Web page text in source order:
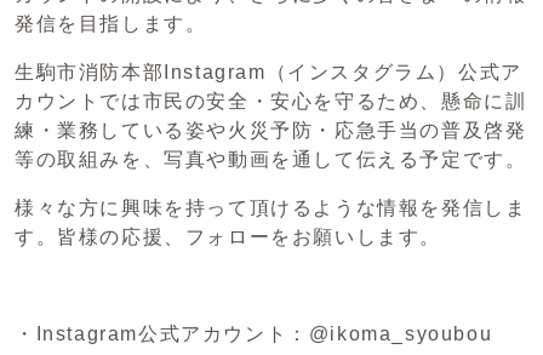
発信を目指します。
生駒市消防本部Instagram（インスタグラム）公式ア
カウントでは市民の安全・安心を守るため、懸命に訓
練・業務している姿や火災予防・応急手当の普及啓発
等の取組みを、写真や動画を通して伝える予定です。
様々な方に興味を持って頂けるような情報を発信しま
す。皆様の応援、フォローをお願いします。
・Instagram公式アカウント：@ikoma_syoubou